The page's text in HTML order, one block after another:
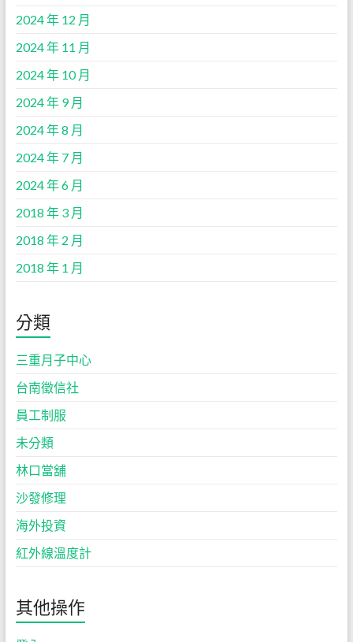
2024 年 12 月
2024 年 11 月
2024 年 10 月
2024 年 9 月
2024 年 8 月
2024 年 7 月
2024 年 6 月
2018 年 3 月
2018 年 2 月
2018 年 1 月
分類
三重月子中心
台南徵信社
員工制服
未分類
林口當舖
沙發修理
海外投資
紅外線溫度計
其他操作